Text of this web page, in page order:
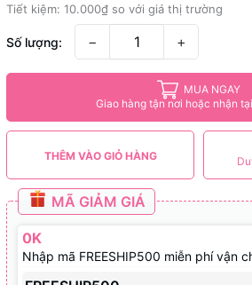
Tiết kiệm: 10.000₫ so với giá thị trường
Số lượng: − +
MUA NGAY
Giao hàng tận nơi hoặc nhận
THÊM VÀO GIỎ HÀNG
MÃ GIẢM GIÁ
0K
Nhập mã FREESHIP500 miễn phí vận